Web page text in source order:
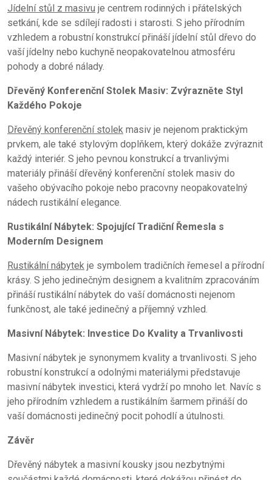
Jídelní stůl z masivu je centrem rodinných i přátelských
setkání, kde se sdílejí radosti i starosti. S jeho přírodním
vzhledem a robustní konstrukcí přináší jídelní stůl dřevo do
vaší jídelny nebo kuchyně neopakovatelnou atmosféru
pohody a dobré nálady.
Dřevěný Konferenční Stolek Masiv: Zvýrazněte Styl
Každého Pokoje
Dřevěný konferenční stolek masiv je nejenom praktickým
prvkem, ale také stylovým doplňkem, který dokáže zvýraznit
každý interiér. S jeho pevnou konstrukcí a trvanlivými
materiály přináší dřevěný konferenční stolek masiv do
vašeho obývacího pokoje nebo pracovny neopakovatelný
nádech rustikální elegance.
Rustikální Nábytek: Spojující Tradiční Řemesla s
Moderním Designem
Rustikální nábytek je symbolem tradičních řemesel a přírodní
krásy. S jeho jedinečným designem a kvalitním zpracováním
přináší rustikální nábytek do vaší domácnosti nejenom
funkčnost, ale také jedinečný a příjemný vzhled.
Masivní Nábytek: Investice Do Kvality a Trvanlivosti
Masivní nábytek je synonymem kvality a trvanlivosti. S jeho
robustní konstrukcí a odolnými materiálymi představuje
masivní nábytek investici, která vydrží po mnoho let. Navíc s
jeho přírodním vzhledem a rustikálním šarmem přináší do
vaší domácnosti jedinečný pocit pohodlí a útulnosti.
Závěr
Dřevěný nábytek a masivní kousky jsou nezbytnými